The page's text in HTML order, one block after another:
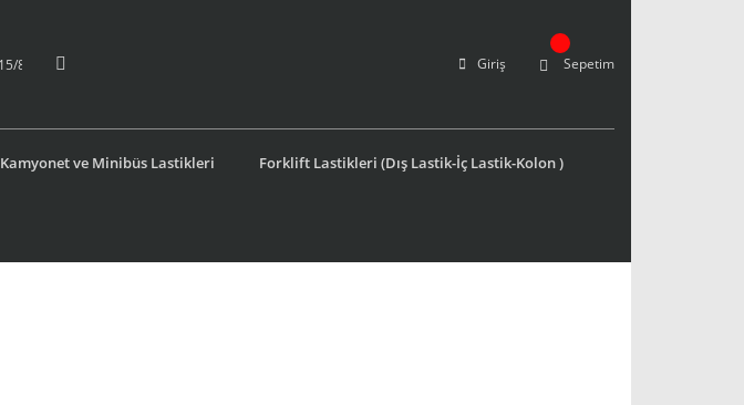
Giriş Sepetim
Kamyonet ve Minibüs Lastikleri Forklift Lastikleri (Dış Lastik-İç Lastik-Kolon )